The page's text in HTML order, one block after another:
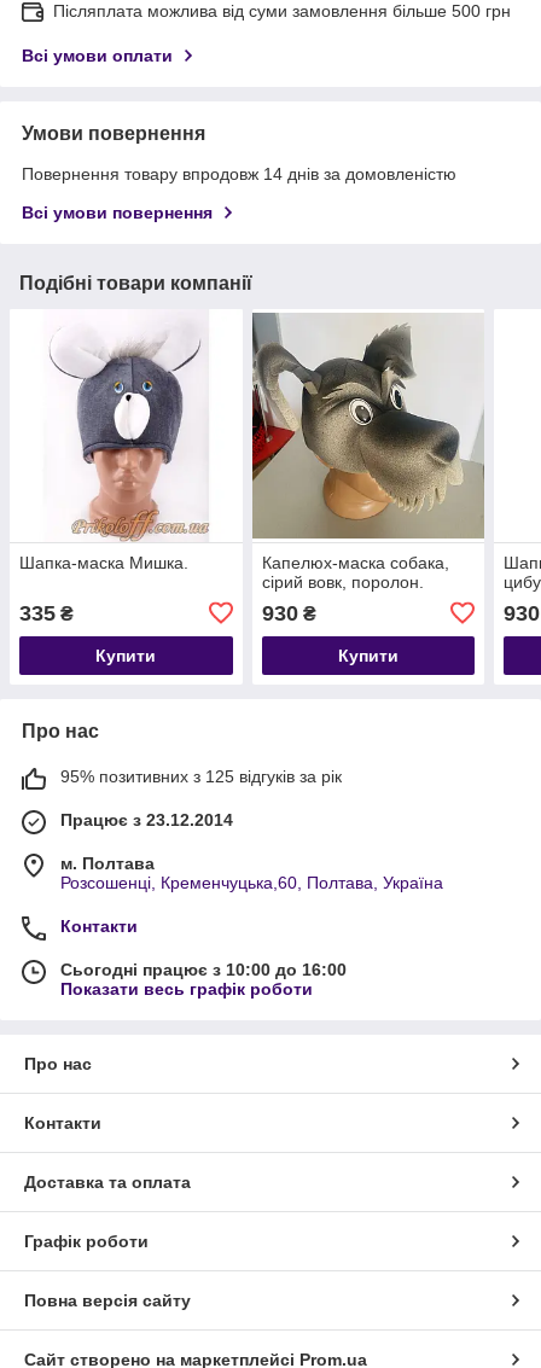
Післяплата можлива від суми замовлення більше 500 грн
Всі умови оплати
Умови повернення
Повернення товару впродовж 14 днів за домовленістю
Всі умови повернення
Подібні товари компанії
Шапка-маска Мишка.
335 ₴
Купити
Капелюх-маска собака,
сірий вовк, поролон.
930₴
Купити
930
Про нас
95% позитивних з 125 відгуків за рік
Працює з 23.12.2014
м. Полтава
Розсошенці, Кременчуцька,60, Полтава, Україна
Контакти
Сьогодні працює з 10:00 до 16:00
Показати весь графік роботи
Про нас
Контакти
Доставка та оплата
Графік роботи
Повна версія сайту
Сайт створено на маркетплейсі Prom.ua